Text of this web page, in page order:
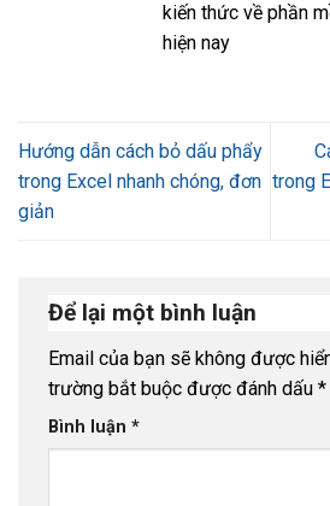
kiến thức về phần
hiện nay
Hướng dẫn cách bỏ dấu phẩy
trong Excel nhanh chóng, đơn
giản
trong
Để lại một bình luận
Email của bạn sẽ không được
trường bắt buộc được đánh dấu *
Bình luận *